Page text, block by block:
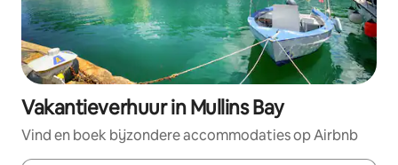
Vakantieverhuur in Mullins Bay
Vind en boek bijzondere accommodaties op Airbnb